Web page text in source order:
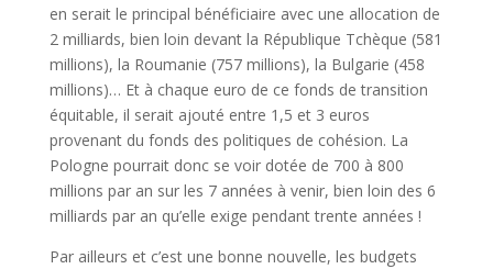
en serait le principal bénéficiaire avec une allocation de
2 milliards, bien loin devant la République Tchèque (581
millions), la Roumanie (757 millions), la Bulgarie (458
millions)… Et à chaque euro de ce fonds de transition
équitable, il serait ajouté entre 1,5 et 3 euros
provenant du fonds des politiques de cohésion. La
Pologne pourrait donc se voir dotée de 700 à 800
millions par an sur les 7 années à venir, bien loin des 6
milliards par an qu’elle exige pendant trente années !
Par ailleurs et c’est une bonne nouvelle, les budgets